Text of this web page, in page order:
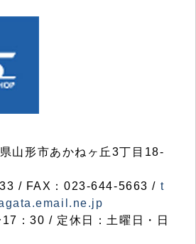
山形市あかねヶ丘3丁目18-
/ FAX：023-644-5663 / t
：30 / 定休日：土曜日・日